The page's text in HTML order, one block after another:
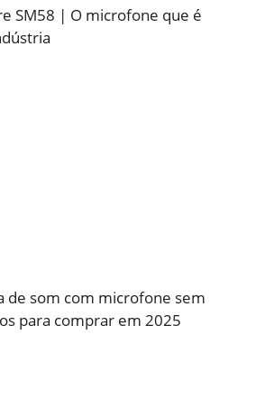
SM58 | O microfone que é
de som com microfone sem
para comprar em 2025